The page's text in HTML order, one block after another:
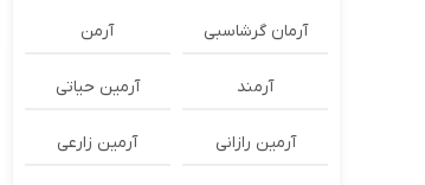
آرمان گرشاسبی آرمن
آرمند آرمین حیاتی
آرمین رازانی آرمین زارعی